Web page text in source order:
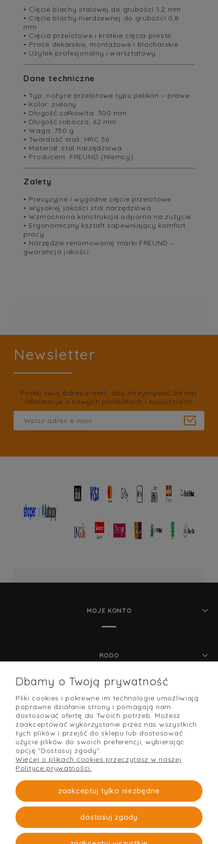
• Cięcie blachy stalowej do grubości 1,2 mm
• Cięcie blachy nierdzewnej do grubości 0,8
mm
• Cięcia przelotowe i krótkie cięcia proste
• Prace dekarskie, montażowe i blacharskie
• Użytek profesjonalny i warsztatowy
Dane techniczne
• Typ: nożyce przelotowe typu pelikan – prawe
• Kolor: zielony
• Długość całkowita: 300 mm
• Długość robocza: 62 mm
• Waga: 750 g
• Twardość stali: HRC 56
• Materiał: stal narzędziowa
• Producent: FREUND (Niemcy)
Zalety
• Precyzyjne i wygodne cięcie przelotowe
• Wysokiej jakości stal narzędziowa
• Wzmocniona konstrukcja odporna na zużycie
• Ergonomiczny kształt zapewniający komfort
pracy
• Narzędzie renomowanej marki FREUND –
gwarancja jakości
Newsletter
Podaj swój adres e-mail, aby otrzymywać od nas
informacje o nowych produktach i nowościach!
MOJE KONTO
RODO
POMOC
O NAS
PŁATNOŚCI I DOSTAWA
Strefabudowy
O firmie
Dbamy o Twoją prywatność
Pliki cookies i pokrewne im technologie umożliwiają
poprawne działanie strony i pomagają nam
dostosować ofertę do Twoich potrzeb. Możesz
zaakceptować wykorzystanie przez nas wszystkich
tych plików i przejść do sklepu lub dostosować
użycie plików do swoich preferencji, wybierając
opcję "Dostosuj zgody".
Więcej o plikach cookies przeczytasz w naszej
Polityce prywatności.
zaakceptuj tylko niezbędne
dostosuj zgody